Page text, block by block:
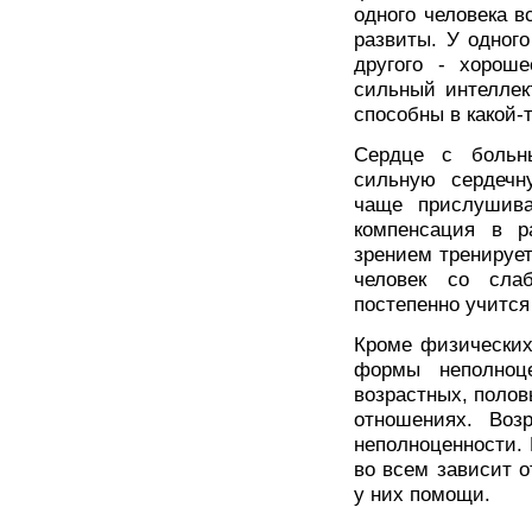
одного человека
развиты. У
другого -
сильный
способны в какой-
Сердце с
сильную
чаще
компенсация в
зрением
человек со
постепенно
Кроме
формы
возрастных,
отношениях.
во всем зависит
у них помощи.